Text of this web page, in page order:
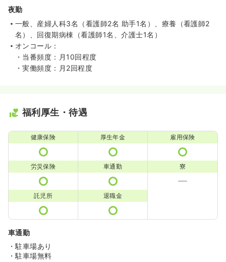
夜勤
一般、産婦人科3名（看護師2名 助手1名）、療養（看護師2
名）、回復期病棟（看護師1名、介護士1名）
オンコール：
・当番頻度：月10回程度
・実働頻度：月2回程度
福利厚生・待遇
健康保険 厚生年金 雇用保険
労災保険 車通勤 寮
託児所 退職金
車通勤
・駐車場あり
・駐車場無料